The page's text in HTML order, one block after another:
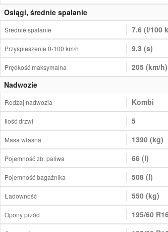
Osiągi, średnie spalanie
Średnie spalanie 7.6 (l/100
Przyspieszenie 0-100 km/h 9.3 (s)
Prędkość maksymalna
205 (km/h)
Nadwozie
Rodzaj nadwozia Kombi
Ilość drzwi 5
Masa własna 1390 (kg)
Pojemność zb. paliwa 66 (l)
Pojemność bagażnika 508 (l)
Ładowność 550 (kg)
Opony przód 195/60